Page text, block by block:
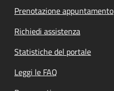
Prenotazione appuntamento
Richiedi assistenza
Statistiche del portale
Leggi le FAQ